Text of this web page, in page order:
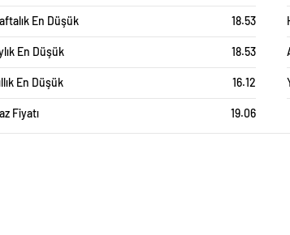
En Düşük 18.53
En Düşük 18.53
En Düşük 16.12
Fiyatı 19.06